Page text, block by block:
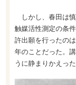
しかし、春田は
触媒活性測定の条
許出願を行ったの
年のことだった。
うに静まりかえった